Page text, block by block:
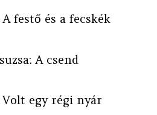
festő és a fecskék
A csend
Volt egy régi nyár